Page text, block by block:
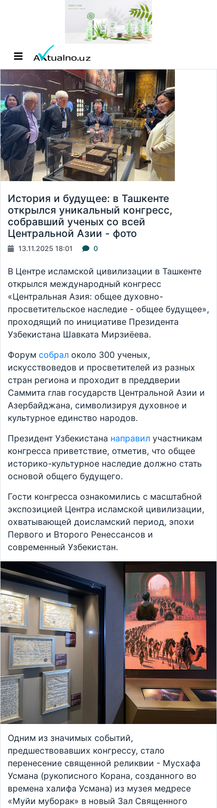
История и будущее: в Ташкенте
открылся уникальный конгресс,
собравший ученых со всей
Центральной Азии - фото
13.11.2025 18:01 0
В Центре исламской цивилизации в Ташкенте
открылся международный конгресс
«Центральная Азия: общее духовно-
просветительское наследие - общее будущее»,
проходящий по инициативе Президента
Узбекистана Шавката Мирзиёева.
Форум собрал около 300 ученых,
искусствоведов и просветителей из разных
стран региона и проходит в преддверии
Саммита глав государств Центральной Азии и
Азербайджана, символизируя духовное и
культурное единство народов.
Президент Узбекистана направил участникам
конгресса приветствие, отметив, что общее
историко-культурное наследие должно стать
основой общего будущего.
Гости конгресса ознакомились с масштабной
экспозицией Центра исламской цивилизации,
охватывающей доисламский период, эпохи
Первого и Второго Ренессансов и
современный Узбекистан.
Одним из значимых событий,
предшествовавших конгрессу, стало
перенесение священной реликвии - Мусхафа
Усмана (рукописного Корана, созданного во
времена халифа Усмана) из музея медресе
«Муйи муборак» в новый Зал Священного